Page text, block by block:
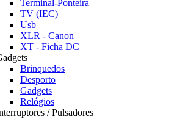
Terminal-Ponteira
TV (IEC)
Usb
XLR - Canon
XT - Ficha DC
Brinquedos
Desporto
Gadgets
Relógios
/ Pulsadores